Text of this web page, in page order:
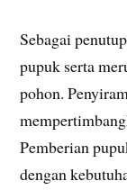
Sebagai
pupuk serta
pohon.
Pemberian
dengan